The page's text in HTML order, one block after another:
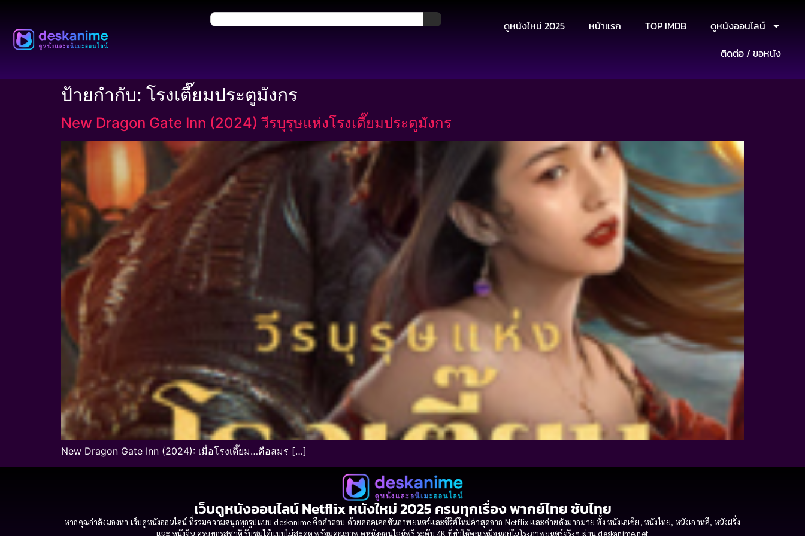
ดูหนังใหม่ 2025 หน้าแรก TOP IMDB
ดูหนังออนไลน์
ติดต่อ / ขอหนัง
ป้ายกำกับ: โรงเตี๊ยมประตูมังกร
New Dragon Gate Inn (2024) วีรบุรุษแห่งโรงเตี๊ยมประตูมังกร
New Dragon Gate Inn (2024): เมื่อโรงเตี๊ยม…คือสมร […]
เว็บดูหนังออนไลน์ Netflix หนังใหม่ 2025 ครบทุกเรื่อง พากย์ไทย ซับไทย
หากคุณกำลังมองหา เว็บดูหนังออนไลน์ ที่รวมความสนุกทุกรูปแบบ deskanime คือคำตอบ ด้วยคอลเลกชันภาพยนตร์และซีรีส์ใหม่ล่าสุดจาก Netflix และค่ายดังมากมาย ทั้ง หนังเอเชีย, หนังไทย, หนังเกาหลี, หนังฝรั่ง
และ หนังจีน ครบทุกรสชาติ รับชมได้แบบไม่สะดุด พร้อมคุณภาพ ดูหนังออนไลน์ฟรี ระดับ 4K ที่ทำให้คุณเหมือนอยู่ในโรงภาพยนตร์จริงๆ ผ่าน deskanime.net